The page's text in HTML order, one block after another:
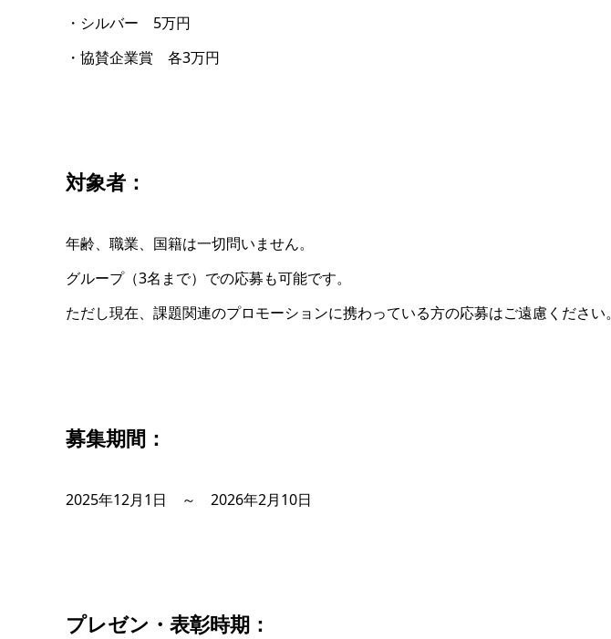
・シルバー 5万円
・協賛企業賞 各3万円
対象者：
年齢、職業、国籍は一切問いません。
グループ（3名まで）での応募も可能です。
ただし現在、課題関連のプロモーションに携わっている方の応募はご遠慮ください。
募集期間：
2025年12月1日 ～ 2026年2月10日
プレゼン・表彰時期：